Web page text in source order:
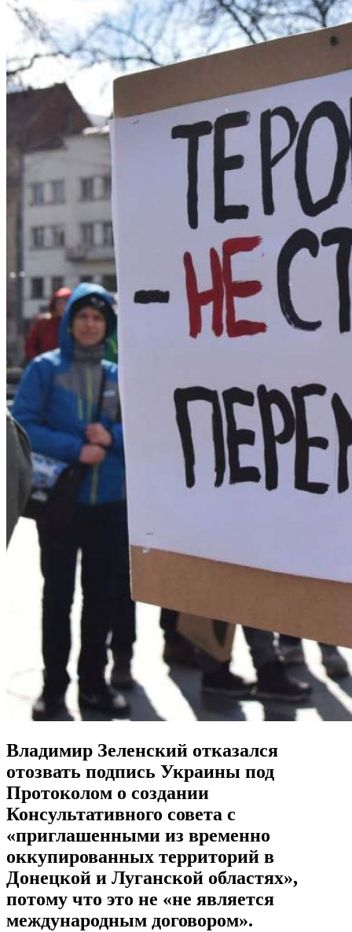
Владимир Зеленский отказался
отозвать подпись Украины под
Протоколом о создании
Консультативного совета с
«приглашенными из временно
оккупированных территорий в
Донецкой и Луганской областях»,
потому что это не «не является
международным договором».